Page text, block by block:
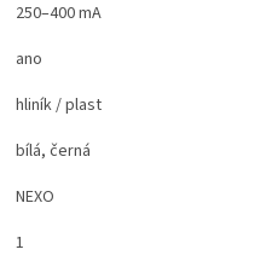
250–400 mA
ano
hliník / plast
bílá, černá
NEXO
1